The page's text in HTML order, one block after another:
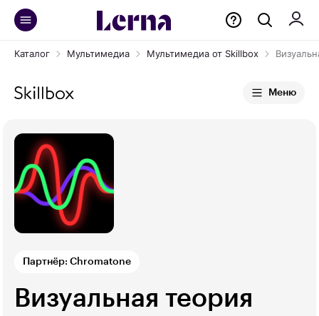
Каталог Мультимедиа Мультимедиа от Skillbox
Меню
Партнёр: Chromatone
Визуальная теория